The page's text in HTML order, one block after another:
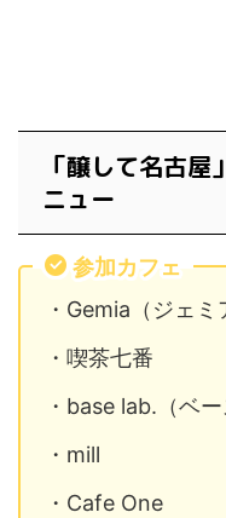
「醸して名古
ニュー
参加カフェ
・Gemia（ジェミ
・喫茶七番
・base lab.（ベー
・mill
・Cafe One